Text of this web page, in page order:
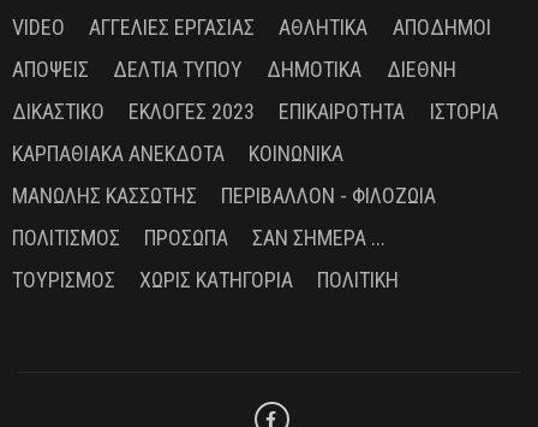
VIDEO
ΑΓΓΕΛΊΕΣ ΕΡΓΑΣΊΑΣ ΑΘΛΗΤΙΚΆ
ΑΠΌΔΗΜΟΙ
ΑΠΌΨΕΙΣ
ΔΕΛΤΊΑ ΤΎΠΟΥ ΔΗΜΟΤΙΚΆ
ΔΙΕΘΝΉ
ΔΙΚΑΣΤΙΚΌ
ΕΚΛΟΓΈΣ 2023 ΕΠΙΚΑΙΡΌΤΗΤΑ
ΙΣΤΟΡΊΑ
ΚΑΡΠΑΘΙΑΚΆ ΑΝΈΚΔΟΤΑ
ΚΟΙΝΩΝΙΚΆ
ΜΑΝΏΛΗΣ ΚΑΣΣΏΤΗΣ
ΠΕΡΙΒΆΛΛΟΝ - ΦΙΛΟΖΩΊΑ
ΠΟΛΙΤΙΣΜΌΣ
ΠΡΌΣΩΠΑ
ΣΑΝ ΣΉΜΕΡΑ ...
ΤΟΥΡΙΣΜΌΣ
ΧΩΡΊΣ ΚΑΤΗΓΟΡΊΑ ΠΟΛΙΤΙΚΉ